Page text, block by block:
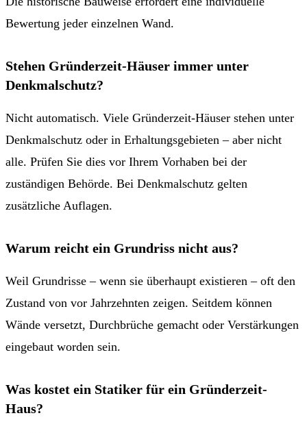
Bewertung jeder einzelnen Wand.
Stehen Gründerzeit-Häuser immer unter
Denkmalschutz?
Nicht automatisch. Viele Gründerzeit-Häuser stehen unter
Denkmalschutz oder in Erhaltungsgebieten – aber nicht
alle. Prüfen Sie dies vor Ihrem Vorhaben bei der
zuständigen Behörde. Bei Denkmalschutz gelten
zusätzliche Auflagen.
Warum reicht ein Grundriss nicht aus?
Weil Grundrisse – wenn sie überhaupt existieren – oft den
Zustand von vor Jahrzehnten zeigen. Seitdem können
Wände versetzt, Durchbrüche gemacht oder Verstärkungen
eingebaut worden sein.
Was kostet ein Statiker für ein Gründerzeit-
Haus?